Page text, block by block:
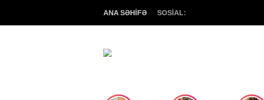
ANA SƏHİFƏ SOSİAL: